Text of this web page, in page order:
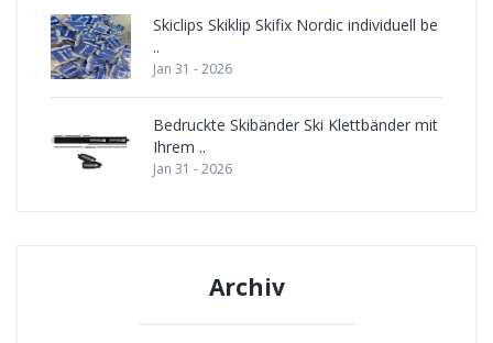
Skiclips Skiklip Skifix Nordic individuell be
..
Jan 31 - 2026
Bedruckte Skibänder Ski Klettbänder mit
Ihrem ..
Jan 31 - 2026
Archiv